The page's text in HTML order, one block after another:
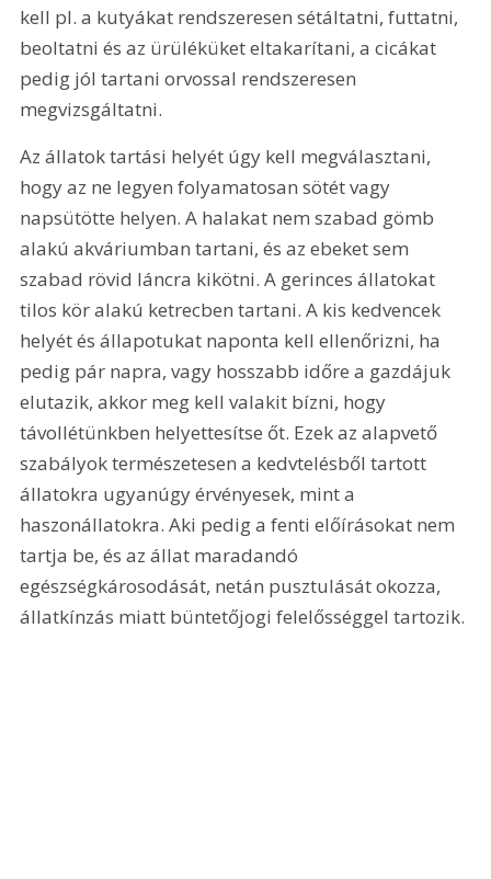
kell pl. a kutyákat rendszeresen sétáltatni, futtatni,
beoltatni és az ürüléküket eltakarítani, a cicákat
pedig jól tartani orvossal rendszeresen
megvizsgáltatni.
Az állatok tartási helyét úgy kell megválasztani,
hogy az ne legyen folyamatosan sötét vagy
napsütötte helyen. A halakat nem szabad gömb
alakú akváriumban tartani, és az ebeket sem
szabad rövid láncra kikötni. A gerinces állatokat
tilos kör alakú ketrecben tartani. A kis kedvencek
helyét és állapotukat naponta kell ellenőrizni, ha
pedig pár napra, vagy hosszabb időre a gazdájuk
elutazik, akkor meg kell valakit bízni, hogy
távollétünkben helyettesítse őt. Ezek az alapvető
szabályok természetesen a kedvtelésből tartott
állatokra ugyanúgy érvényesek, mint a
haszonállatokra. Aki pedig a fenti előírásokat nem
tartja be, és az állat maradandó
egészségkárosodását, netán pusztulását okozza,
állatkínzás miatt büntetőjogi felelősséggel tartozik.